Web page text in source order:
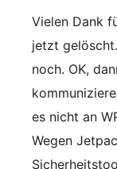
Vielen Dank
jetzt
noch. OK,
es nicht an
Wegen